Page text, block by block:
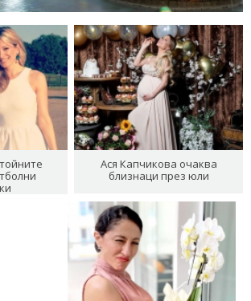
Ася Капчикова очаква
близнаци през юли